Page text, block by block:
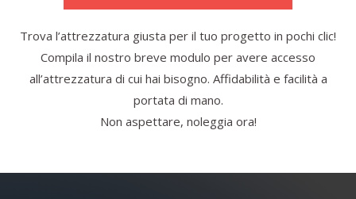
Trova l’attrezzatura giusta per il tuo progetto in pochi clic!
Compila il nostro breve modulo per avere accesso
all’attrezzatura di cui hai bisogno. Affidabilità e facilità a
portata di mano.
Non aspettare, noleggia ora!